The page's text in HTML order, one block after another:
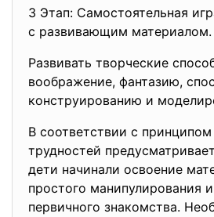
3 Этап: Самостоятельная
с развивающим материалом.
Развивать творческие
воображение, фантазию,
конструированию и
В соответствии с
трудностей
дети начинали освоение
простого манипулирования
первичного знакомства.